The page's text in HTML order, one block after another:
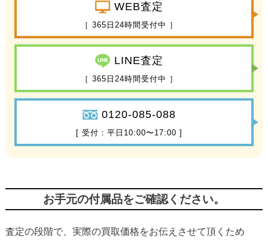
WEB査定
［ 365日24時間受付中 ］
LINE査定
［ 365日24時間受付中 ］
0120-085-088
[ 受付：平日10:00〜17:00 ]
お手元の付属品をご確認ください。
査定の段階で、実際の買取価格をお伝えさせて頂くため